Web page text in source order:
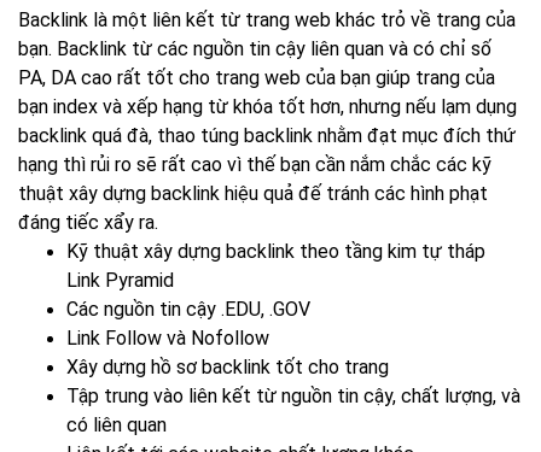
Backlink là một liên kết từ trang web khác trỏ về trang của
bạn. Backlink từ các nguồn tin cậy liên quan và có chỉ số
PA, DA cao rất tốt cho trang web của bạn giúp trang của
bạn index và xếp hạng từ khóa tốt hơn, nhưng nếu lạm dụng
backlink quá đà, thao túng backlink nhằm đạt mục đích thứ
hạng thì rủi ro sẽ rất cao vì thế bạn cần nắm chắc các kỹ
thuật xây dựng backlink hiệu quả đế tránh các hình phạt
đáng tiếc xẩy ra.
Kỹ thuật xây dựng backlink theo tầng kim tự tháp
Link Pyramid
Các nguồn tin cậy .EDU, .GOV
Link Follow và Nofollow
Xây dựng hồ sơ backlink tốt cho trang
Tập trung vào liên kết từ nguồn tin cậy, chất lượng, và
có liên quan